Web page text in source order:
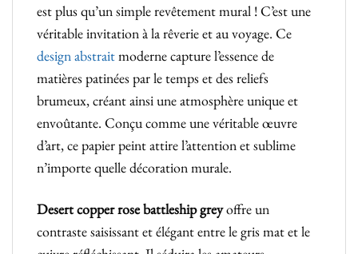
est plus qu’un simple revêtement mural ! C’est une
véritable invitation à la rêverie et au voyage. Ce
design abstraitmoderne capture l’essence de
matières patinées par le temps et des reliefs
brumeux, créant ainsi une atmosphère unique et
envoûtante. Conçu comme une véritable œuvre
d’art, ce papier peint attire l’attention et sublime
n’importe quelle décoration murale.
Desert copper rose battleship greyoffre un
contraste saisissant et élégant entre le gris mat et le